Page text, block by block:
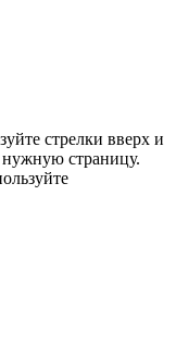
стрелки вверх и
нужную страницу.